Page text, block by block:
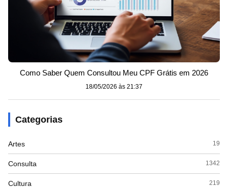
Como Saber Quem Consultou Meu CPF Grátis em 2026
18/05/2026 às 21:37
Categorias
Artes 19
Consulta 1342
Cultura 219